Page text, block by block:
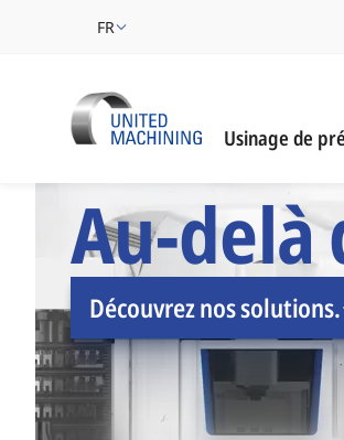
FR
Usinage de
UNITED
Au-delà
Découvrez nos solutions.